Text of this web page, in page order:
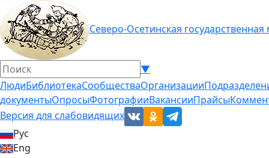
Северо-Осетинская
▼
ЛюдиБиблиотекаСообществаОрганизации
документыОпросыФотографииВакансииПрайсы
Версия для слабовидящих
Рус
Eng